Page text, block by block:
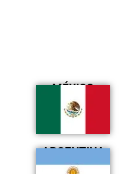
MÉXICO
ARGENTINA